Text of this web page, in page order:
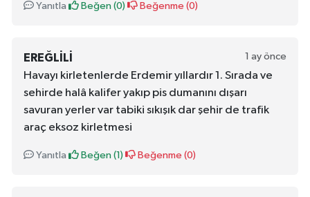
Yanıtla Beğen (0) Beğenme (0)
EREĞLILI 1 ay önce
Havayı kirletenlerde Erdemir yıllardır 1. Sırada ve
sehirde halâ kalifer yakıp pis dumanını dışarı
savuran yerler var tabiki sıkışık dar şehir de trafik
araç eksoz kirletmesi
Yanıtla Beğen (1 ) Beğenme (0)